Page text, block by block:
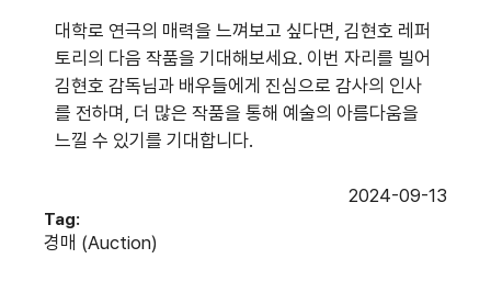
대학로 연극의 매력을 느껴보고 싶다면, 김현호 레퍼
토리의 다음 작품을 기대해보세요. 이번 자리를 빌어
김현호 감독님과 배우들에게 진심으로 감사의 인사
를 전하며, 더 많은 작품을 통해 예술의 아름다움을
느낄 수 있기를 기대합니다.
2024-09-13
Tag:
경매 (Auction)